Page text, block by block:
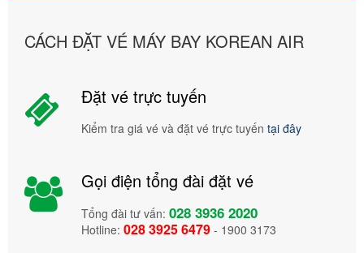
CÁCH ĐẶT VÉ MÁY BAY KOREAN AIR
Đặt vé trực tuyến
Kiểm tra giá vé và đặt vé trực tuyến tại đây
Gọi điện tổng đài đặt vé
Tổng đài tư vấn: 028 3936 2020
Hotline: 028 3925 6479 - 1900 3173